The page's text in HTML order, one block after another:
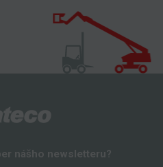
nášho newsletteru?